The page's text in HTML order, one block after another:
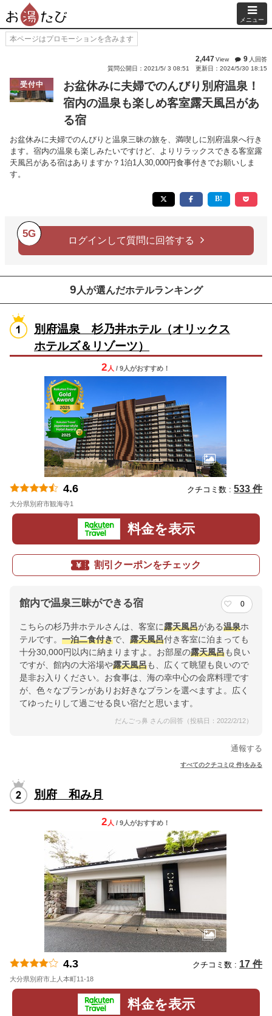
メニュー
本ページはプロモーションを含みます
2,447View 9 人回答
質問公開日：2021/5/ 3 08:51
更新日：2024/5/30 18:15
受付中
お盆休みに夫婦でのんびり別府温泉！
宿内の温泉も楽しめ客室露天風呂があ
る宿
お盆休みに夫婦でのんびりと温泉三昧の旅を、満喫しに別府温泉へ行き
ます。宿内の温泉も楽しみたいですけど、よりリラックスできる客室露
天風呂がある宿はありますか？1泊1人30,000円食事付きでお願いしま
す。
5G
ログインして質問に回答する
9 人が選んだホテルランキング
別府温泉 杉乃井ホテル（オリックス
ホテルズ＆リゾーツ）
2 人 / 9人がおすすめ！
4.6 クチコミ数 : 533 件
大分県別府市観海寺1
料金を表示
割引クーポンをチェック
館内で温泉三昧ができる宿 0
こちらの杉乃井ホテルさんは、客室に露天風呂がある温泉ホ
テルです。 一泊二食付きで、 露天風呂付き客室に泊まっても
十分30,000円以内に納まりますよ。お部屋の露天風呂も良い
ですが、館内の大浴場や露天風呂も、広くて眺望も良いので
是非お入りください。お食事は、海の幸中心の会席料理です
が、色々なプランがありお好きなプランを選べますよ。広く
てゆったりして過ごせる良い宿だと思います。
だんごっ鼻 さんの回答（投稿日：2022/2/12）
通報する
すべてのクチコミ(2 件)をみる
別府 和み月
2 人 / 9人がおすすめ！
4.3 クチコミ数 : 17 件
大分県別府市上人本町11-18
料金を表示